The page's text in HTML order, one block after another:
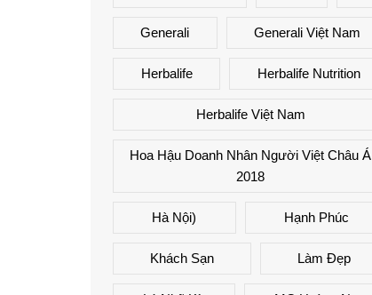
Generali Generali Việt Nam
Herbalife Herbalife Nutrition
Herbalife Việt Nam
Hoa Hậu Doanh Nhân Người Việt Châu Á
2018
Hà Nội) Hạnh Phúc
Khách Sạn Làm Đẹp